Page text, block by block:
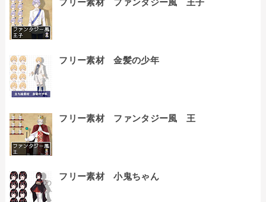
フリー素材 金髪の少年
フリー素材 ファンタジー風 王
フリー素材 小鬼ちゃん